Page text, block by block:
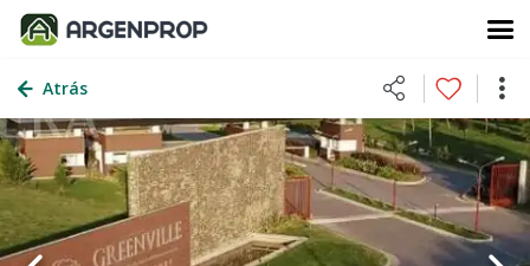
Atrás